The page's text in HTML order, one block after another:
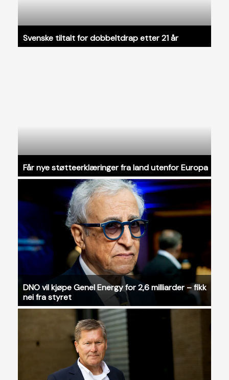
Svenske tiltalt for dobbeltdrap etter 21 år
Får nye støtteerklæringer fra land utenfor Europa
DNO vil kjøpe Genel Energy for 2,6 milliarder – fikk
nei fra styret